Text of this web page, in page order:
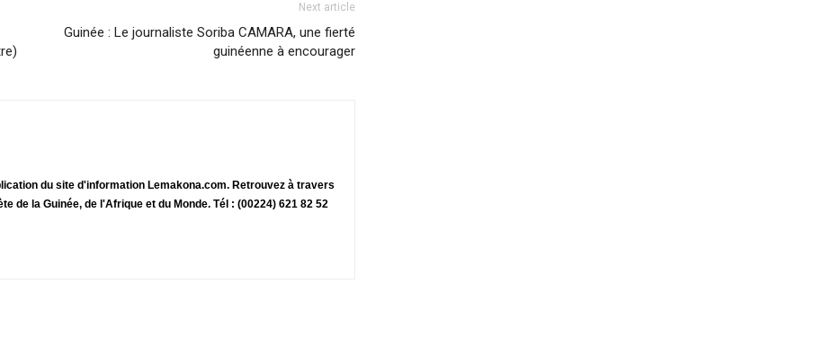
Next article
Guinée : Le journaliste Soriba CAMARA, une fierté
guinéenne à encourager
du site d'information Lemakona.com. Retrouvez à travers
de la Guinée, de l'Afrique et du Monde. Tél : (00224) 621 82 52